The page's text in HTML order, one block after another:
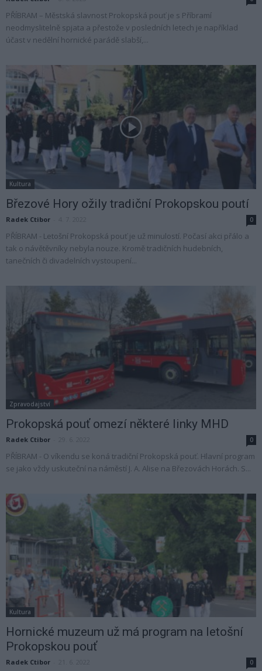
PŘÍBRAM – Městská slavnost Prokopská pouť je s Příbramí
neodmyslitelně spjata a přestože v posledních letech je například
účast v nedělní hornické parádě slabší,...
Kultura
Březové Hory ožily tradiční Prokopskou poutí
Radek Ctibor 0
PŘÍBRAM - Letošní Prokopská pouť je už minulostí. Počasí akci přálo a
tak o návětěvníky nebyla nouze. Kromě tradičních hudebních,
tanečních či divadelních vystoupení...
Zpravodajství
Prokopská pouť omezí některé linky MHD
Radek Ctibor 0
PŘÍBRAM - O víkendu se koná tradiční Prokopská pouť. Hlavní program
se jako vždy uskuteční na náměstí J. A. Alise na Březovách Horách. S...
Kultura
Hornické muzeum už má program na letošní
Prokopskou pouť
Radek Ctibor 0